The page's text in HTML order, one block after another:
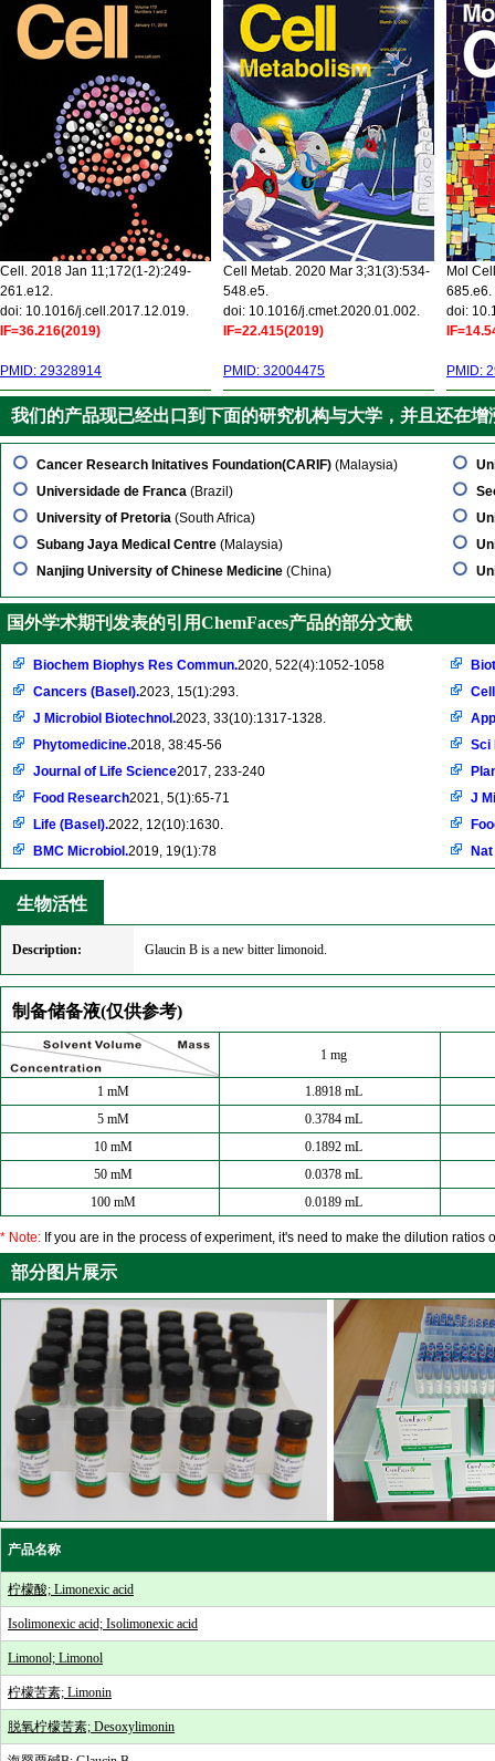
Cell. 2018 Jan 11;172(1-2):249-
261.e12.
doi: 10.1016/j.cell.2017.12.019.
IF=36.216(2019)
PMID: 29328914
Cell Metab. 2020 Mar 3;31(3):534-
548.e5.
doi: 10.1016/j.cmet.2020.01.002.
IF=22.415(2019)
PMID: 32004475
Mol
685.e6.
doi:
PMID:
我们的产品现已经出口到下面的研究机构与大学，并且还在增
Cancer Research Initatives Foundation(CARIF) (Malaysia)
Universidade de Franca (Brazil)
University of Pretoria (South Africa)
Subang Jaya Medical Centre (Malaysia)
Nanjing University of Chinese Medicine (China)
国外学术期刊发表的引用ChemFaces产品的部分文献
Biochem Biophys Res Commun.2020, 522(4):1052-1058
Cancers (Basel).2023, 15(1):293.
J Microbiol Biotechnol.2023, 33(10):1317-1328.
Phytomedicine.2018, 38:45-56
Journal of Life Science2017, 233-240
Food Research2021, 5(1):65-71
Life (Basel).2022, 12(10):1630.
BMC Microbiol.2019, 19(1):78
Sci
J
生物活性
Description: Glaucin B is a new bitter limonoid.
制备储备液(仅供参考)
1 mg
1 mM
1.8918 mL
5 mM
0.3784 mL
10 mM
0.1892 mL
50 mM
0.0378 mL
100 mM
0.0189 mL
* Note: If you are in the process of experiment, it's need to make the dilution
部分图片展示
产品名称
柠檬酸; Limonexic acid
Isolimonexic acid; Isolimonexic acid
Limonol; Limonol
柠檬苦素; Limonin
脱氧柠檬苦素; Desoxylimonin